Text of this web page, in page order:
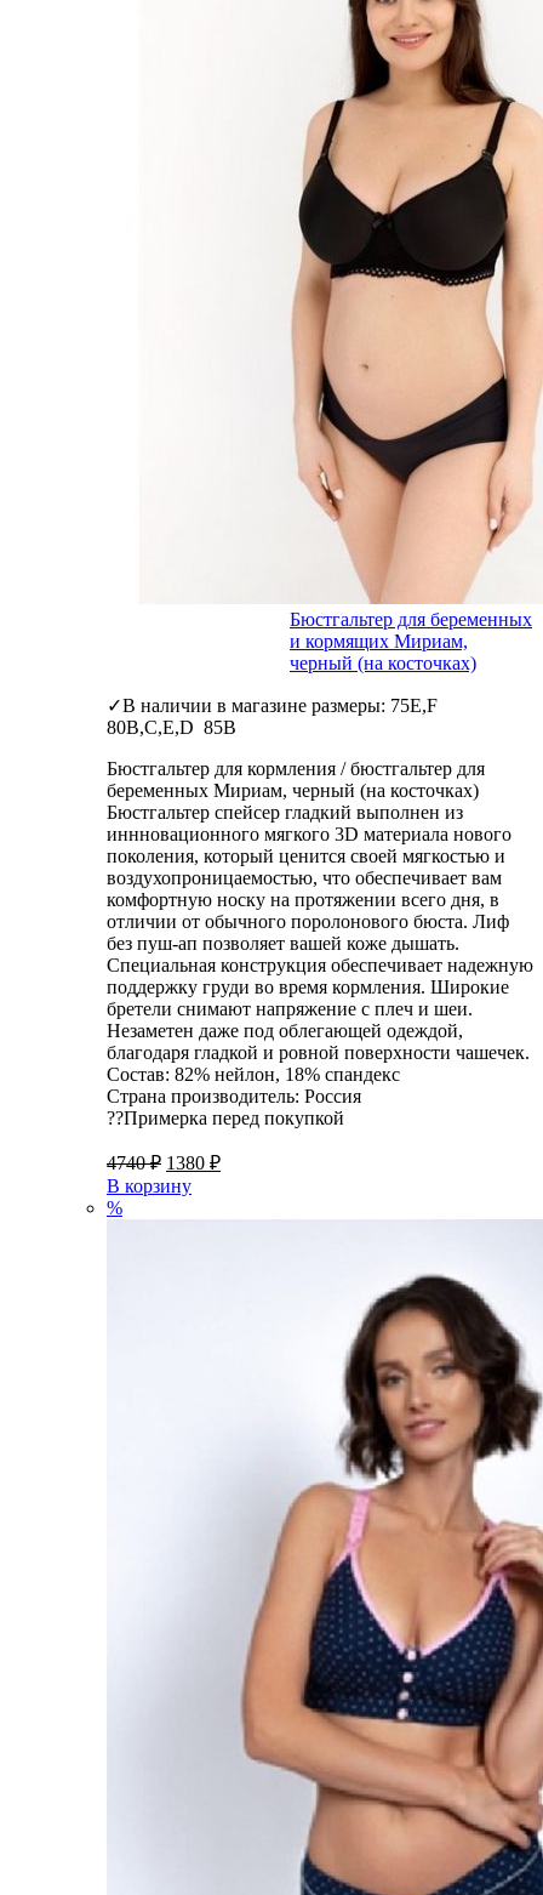
Бюстгальтер для беременных
и кормящих Мириам,
черный (на косточках)
✓В наличии в магазине размеры: 75E,F
80B,C,E,D 85B
Бюстгальтер для кормления / бюстгальтер для
беременных Мириам, черный (на косточках)
Бюстгальтер спейсер гладкий выполнен из
иннновационного мягкого 3D материала нового
поколения, который ценится своей мягкостью и
воздухопроницаемостью, что обеспечивает вам
комфортную носку на протяжении всего дня, в
отличии от обычного поролонового бюста. Лиф
без пуш-ап позволяет вашей коже дышать.
Специальная конструкция обеспечивает надежную
поддержку груди во время кормления. Широкие
бретели снимают напряжение с плеч и шеи.
Незаметен даже под облегающей одеждой,
благодаря гладкой и ровной поверхности чашечек.
Состав: 82% нейлон, 18% спандекс
Страна производитель: Россия
??Примерка перед покупкой
4740₽ 1380 ₽
В корзину
%